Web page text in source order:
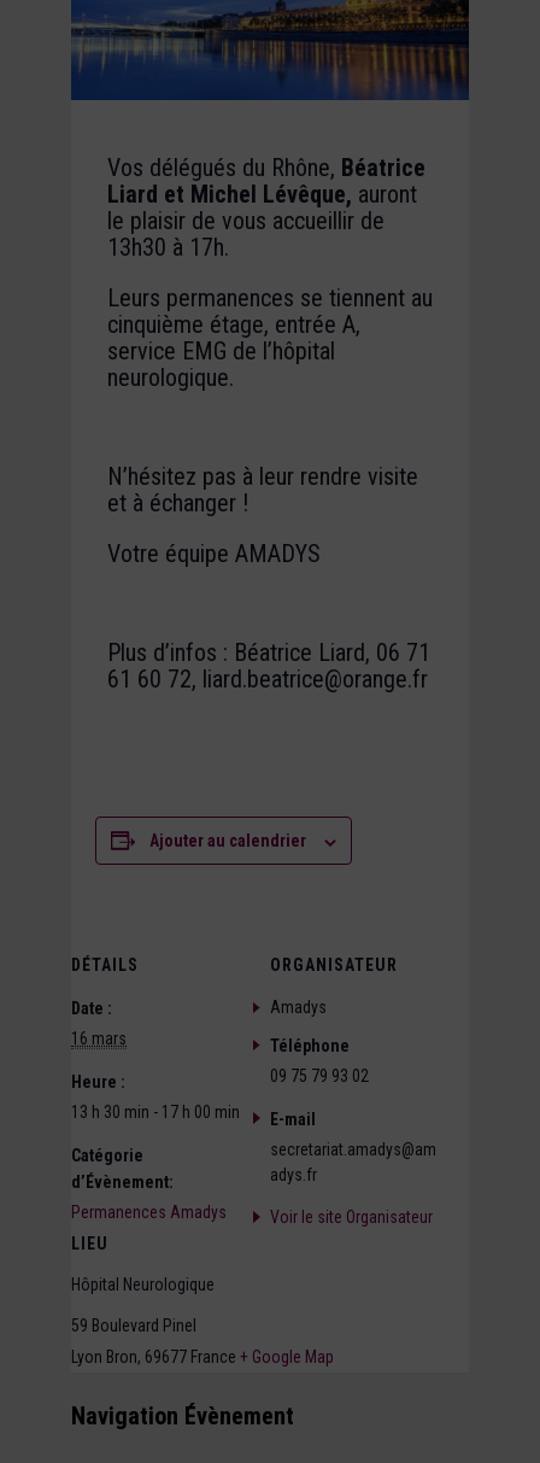
Vos délégués du Rhône, Béatrice
Liard et Michel Lévêque, auront
le plaisir de vous accueillir de
13h30 à 17h.
Leurs permanences se tiennent au
cinquième étage, entrée A,
service EMG de l’hôpital
neurologique.
N’hésitez pas à leur rendre visite
et à échanger !
Votre équipe AMADYS
Plus d’infos : Béatrice Liard, 06 71
61 60 72, liard.beatrice@orange.fr
Ajouter au calendrier
DÉTAILS
Date :
16 mars
Heure :
13 h 30 min - 17 h 00 min
Catégorie
d’Évènement:
Permanences Amadys
LIEU
Hôpital Neurologique
59 Boulevard Pinel
Lyon Bron, 69677 France + Google Map
ORGANISATEUR
Amadys
Téléphone
09 75 79 93 02
E-mail
secretariat.amadys@am
adys.fr
Voir le site Organisateur
Navigation Évènement